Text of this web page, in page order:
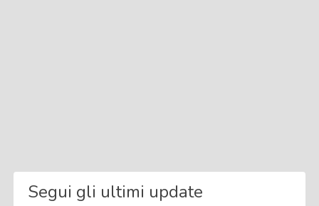
Segui gli ultimi update